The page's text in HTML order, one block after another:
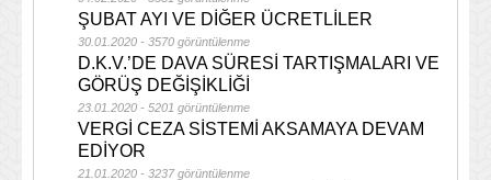
ŞUBAT AYI VE DİĞER ÜCRETLİLER
30.01.2020 - 3570 görüntülenme
D.K.V.’DE DAVA SÜRESİ TARTIŞMALARI VE
GÖRÜŞ DEĞİŞİKLİĞİ
23.01.2020 - 5201 görüntülenme
VERGİ CEZA SİSTEMİ AKSAMAYA DEVAM
EDİYOR
21.01.2020 - 3237 görüntülenme